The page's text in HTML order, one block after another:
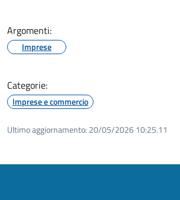
Argomenti:
Imprese
Categorie:
Imprese e commercio
Ultimo aggiornamento: 20/05/2026 10:25.11